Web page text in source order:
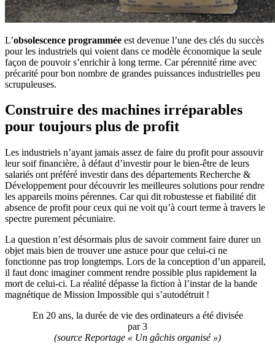
L’obsolescence programmée est devenue l’une des clés du succès
pour les industriels qui voient dans ce modèle économique la seule
façon de pouvoir s’enrichir à long terme. Car pérennité rime avec
précarité pour bon nombre de grandes puissances industrielles peu
scrupuleuses.
Construire des machines irréparables
pour toujours plus de profit
Les industriels n’ayant jamais assez de faire du profit pour assouvir
leur soif financière, à défaut d’investir pour le bien-être de leurs
salariés ont préféré investir dans des départements Recherche &
Développement pour découvrir les meilleures solutions pour rendre
les appareils moins pérennes. Car qui dit robustesse et fiabilité dit
absence de profit pour ceux qui ne voit qu’à court terme à travers le
spectre purement pécuniaire.
La question n’est désormais plus de savoir comment faire durer un
objet mais bien de trouver une astuce pour que celui-ci ne
fonctionne pas trop longtemps. Lors de la conception d’un appareil,
il faut donc imaginer comment rendre possible plus rapidement la
mort de celui-ci. La réalité dépasse la fiction à l’instar de la bande
magnétique de Mission Impossible qui s’autodétruit !
En 20 ans, la durée de vie des ordinateurs a été divisée
par 3
(source Reportage « Un gâchis organisé »)